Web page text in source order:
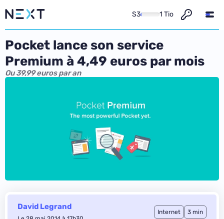
S3 1 Tio
Pocket lance son service
Premium à 4,49 euros par mois
Ou 39,99 euros par an
David Legrand
Internet 3 min